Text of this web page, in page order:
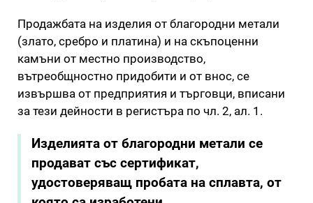
Продажбата на изделия от благородни метали
(злато, сребро и платина) и на скъпоценни
камъни от местно производство,
вътреобщностно придобити и от внос, се
извършва от предприятия и търговци, вписани
за тези дейности в регистъра по чл. 2, ал. 1.
Изделията от благородни метали се
продават със сертификат,
удостоверяващ пробата на сплавта, от